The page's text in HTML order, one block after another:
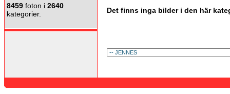
8459 foton i 2640
kategorier.
Det finns inga bilder i den här